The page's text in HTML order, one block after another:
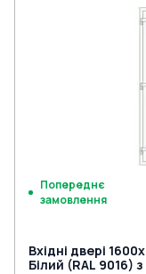
Попереднє
замовлення
Вхідні двері
Білий (RAL 9016)